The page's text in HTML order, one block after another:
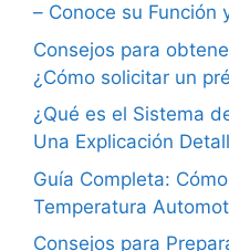
– Conoce su Función
Consejos para
¿Cómo solicitar un
¿Qué es el Sistema
Una Explicación
Guía Completa:
Temperatura
Consejos para